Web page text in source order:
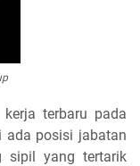
terbaru pada
ada posisi jabatan
sipil yang tertarik